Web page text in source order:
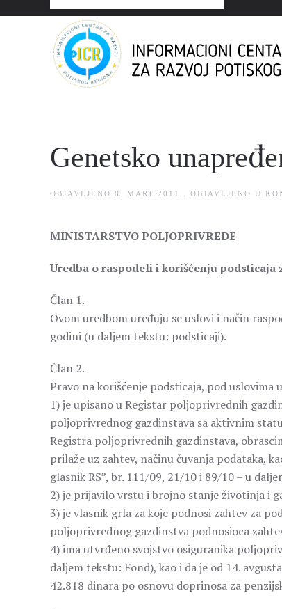
Genetsko
OBJAVLJENO 8. MART 2011. . OBJAVLJENO U
MINISTARSTVO POLJOPRIVREDE
Uredba o raspodeli i korišćenju podsticaja
Član 1.
Ovom uredbom uređuju se uslovi i način
godini (u daljem tekstu: podsticaji).
Član 2.
Pravo na korišćenje podsticaja, pod
1) je upisano u Registar poljoprivrednih
poljoprivrednog gazdinstava sa aktivnim
Registra poljoprivrednih gazdinstava,
prilaže uz zahtev, načinu čuvanja podataka,
glasnik RS”, br. 111/09, 21/10 i 89/10 – u
2) je prijavilo vrstu i brojno stanje životinja i
3) je vlasnik grla za koje podnosi zahtev za
poljoprivrednog gazdinstva podnosioca
4) ima utvrđeno svojstvo osiguranika
daljem tekstu: Fond), kao i da je od 14.
42.818 dinara po osnovu doprinosa za